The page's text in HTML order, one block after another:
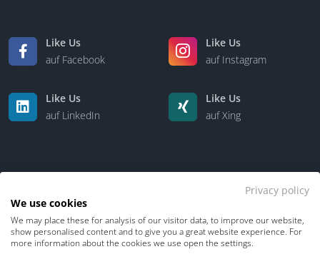
Like Us
auf Facebook
Like Us
auf Instagram
Like Us
auf LinkedIn
Like Us
auf Xing
Kontakt Über uns
Privacy policy
We use cookies
We may place these for analysis of our visitor data, to improve our website,
show personalised content and to give you a great website experience. For
more information about the cookies we use open the settings.